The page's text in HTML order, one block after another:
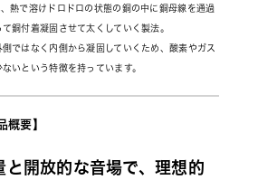
熱で溶けドロドロの状態の銅の中に銅母線を通過
銅付着凝固させて太くしていく製法。
ではなく内側から凝固していくため、酸素やガス
いという特徴を持っています。
要】
と開放的な音場で、理想的